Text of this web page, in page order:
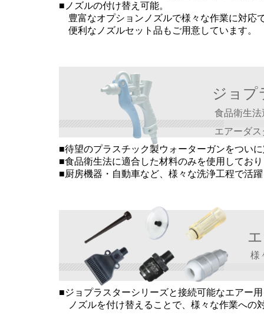
■ノズルの付け替え可能。
豊富なオプションノズルで様々な作業に対応
便利なノズルセット品もご用意しています。
ジョ
食品衛生
エアーダ
■待望のプラスチック製ウォーターガンをつい
■食品衛生法に適合した材料のみを使用してお
■厨房機器・自動車など、様々な洗浄工程で活
様
■ジョプラスターシリーズと接続可能なエアー
ノズルを付け替えることで、様々な作業への